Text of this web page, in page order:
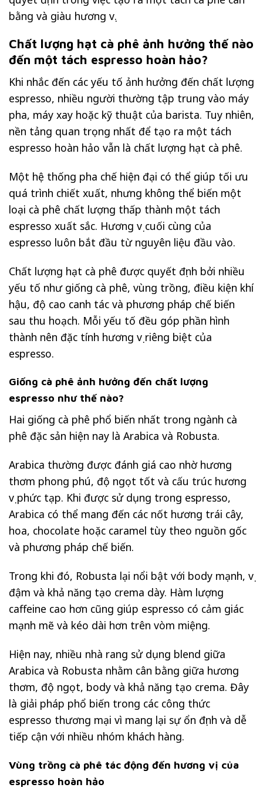
bằng và giàu hương vị.
Chất lượng hạt cà phê ảnh hưởng thế nào
đến một tách espresso hoàn hảo?
Khi nhắc đến các yếu tố ảnh hưởng đến chất lượng
espresso, nhiều người thường tập trung vào máy
pha, máy xay hoặc kỹ thuật của barista. Tuy nhiên,
nền tảng quan trọng nhất để tạo ra một tách
espresso hoàn hảo vẫn là chất lượng hạt cà phê.
Một hệ thống pha chế hiện đại có thể giúp tối ưu
quá trình chiết xuất, nhưng không thể biến một
loại cà phê chất lượng thấp thành một tách
espresso xuất sắc. Hương vị cuối cùng của
espresso luôn bắt đầu từ nguyên liệu đầu vào.
Chất lượng hạt cà phê được quyết định bởi nhiều
yếu tố như giống cà phê, vùng trồng, điều kiện khí
hậu, độ cao canh tác và phương pháp chế biến
sau thu hoạch. Mỗi yếu tố đều góp phần hình
thành nên đặc tính hương vị riêng biệt của
espresso.
Giống cà phê ảnh hưởng đến chất lượng
espresso như thế nào?
Hai giống cà phê phổ biến nhất trong ngành cà
phê đặc sản hiện nay là Arabica và Robusta.
Arabica thường được đánh giá cao nhờ hương
thơm phong phú, độ ngọt tốt và cấu trúc hương
vị phức tạp. Khi được sử dụng trong espresso,
Arabica có thể mang đến các nốt hương trái cây,
hoa, chocolate hoặc caramel tùy theo nguồn gốc
và phương pháp chế biến.
Trong khi đó, Robusta lại nổi bật với body mạnh, vị
đậm và khả năng tạo crema dày. Hàm lượng
caffeine cao hơn cũng giúp espresso có cảm giác
mạnh mẽ và kéo dài hơn trên vòm miệng.
Hiện nay, nhiều nhà rang sử dụng blend giữa
Arabica và Robusta nhằm cân bằng giữa hương
thơm, độ ngọt, body và khả năng tạo crema. Đây
là giải pháp phổ biến trong các công thức
espresso thương mại vì mang lại sự ổn định và dễ
tiếp cận với nhiều nhóm khách hàng.
Vùng trồng cà phê tác động đến hương vị của
espresso hoàn hảo